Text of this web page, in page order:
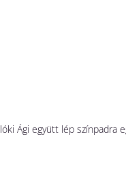
Ági együtt lép színpadra